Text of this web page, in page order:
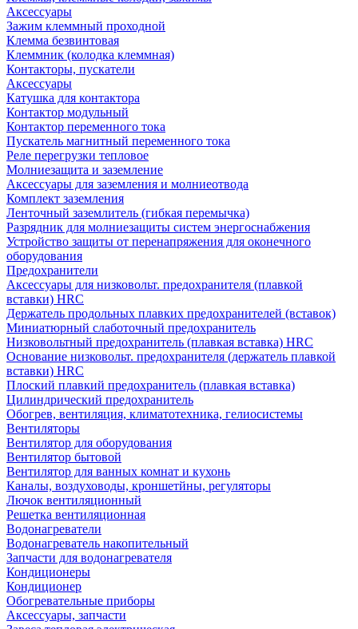
Аксессуары
Зажим клеммный проходной
Клемма безвинтовая
Клеммник (колодка клеммная)
Контакторы, пускатели
Аксессуары
Катушка для контактора
Контактор модульный
Контактор переменного тока
Пускатель магнитный переменного тока
Реле перегрузки тепловое
Молниезащита и заземление
Аксессуары для заземления и молниеотвода
Комплект заземления
Ленточный заземлитель (гибкая перемычка)
Разрядник для молниезащиты систем энергоснабжения
Устройство защиты от перенапряжения для оконечного
оборудования
Предохранители
Аксессуары для низковольт. предохранителя (плавкой
вставки) HRC
Держатель продольных плавких предохранителей (вставок)
Миниатюрный слаботочный предохранитель
Низковольтный предохранитель (плавкая вставка) HRC
Основание низковольт. предохранителя (держатель плавкой
вставки) HRC
Плоский плавкий предохранитель (плавкая вставка)
Цилиндрический предохранитель
Обогрев, вентиляция, климатотехника, гелиосистемы
Вентиляторы
Вентилятор для оборудования
Вентилятор бытовой
Вентилятор для ванных комнат и кухонь
Каналы, воздуховоды, кроншетйны, регуляторы
Лючок вентиляционный
Решетка вентиляционная
Водонагреватели
Водонагреватель накопительный
Запчасти для водонагревателя
Кондиционеры
Кондиционер
Обогревательные приборы
Аксессуары, запчасти